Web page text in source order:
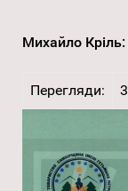
Михайло Кріль:
Перегляди: